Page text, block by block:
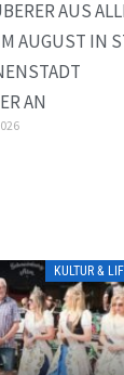
AUS
IN ST.
G
AN
KULTUR &